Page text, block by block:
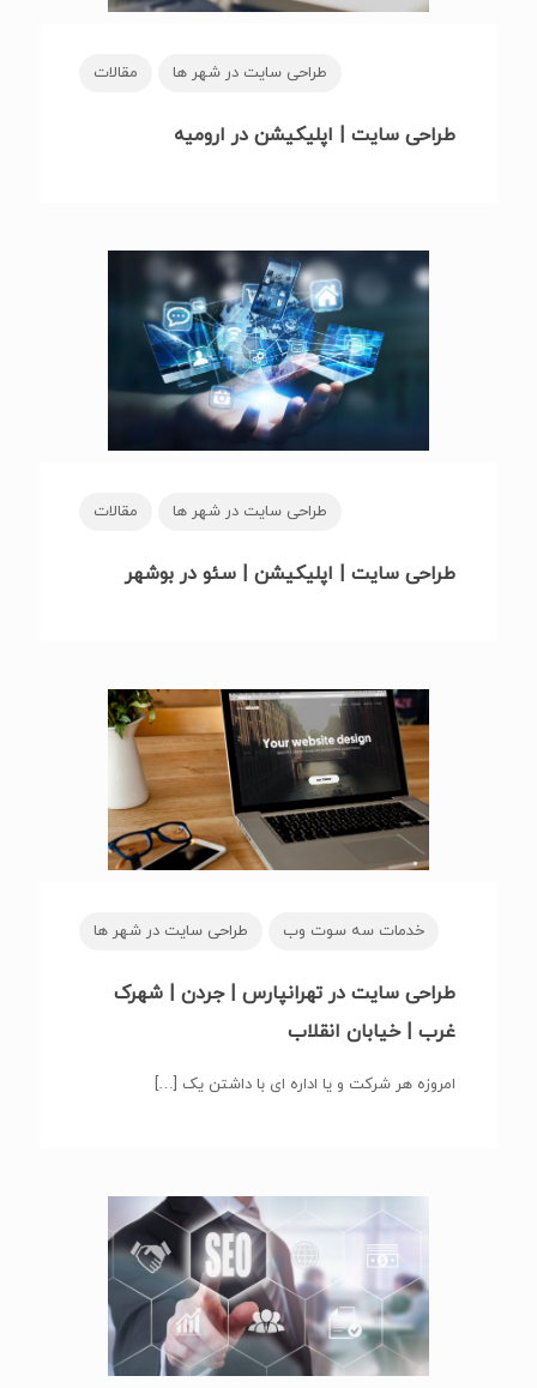
طراحی سایت در شهر ها مقالات
طراحی سایت | اپلیکیشن در ارومیه
طراحی سایت در شهر ها مقالات
طراحی سایت | اپلیکیشن | سئو در بوشهر
خدمات سه سوت وب طراحی سایت در شهر ها
طراحی سایت در تهرانپارس | جردن | شهرک
غرب | خیابان انقلاب
امروزه هر شرکت و یا اداره ای با داشتن یک […]